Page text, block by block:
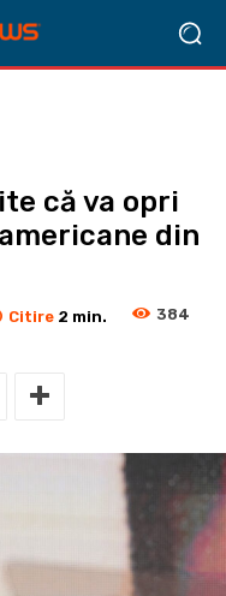
că va opri
din
Citire 2 min. 384